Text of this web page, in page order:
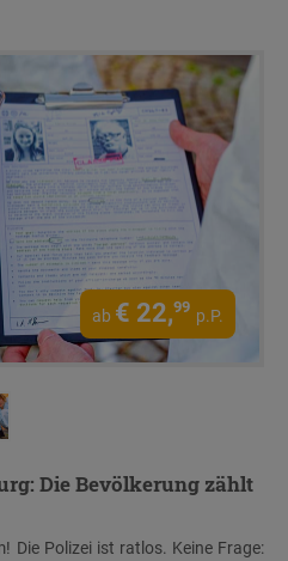
ab € 22,99 p.P.
: Die Bevölkerung zählt
Die Polizei ist ratlos. Keine Frage: